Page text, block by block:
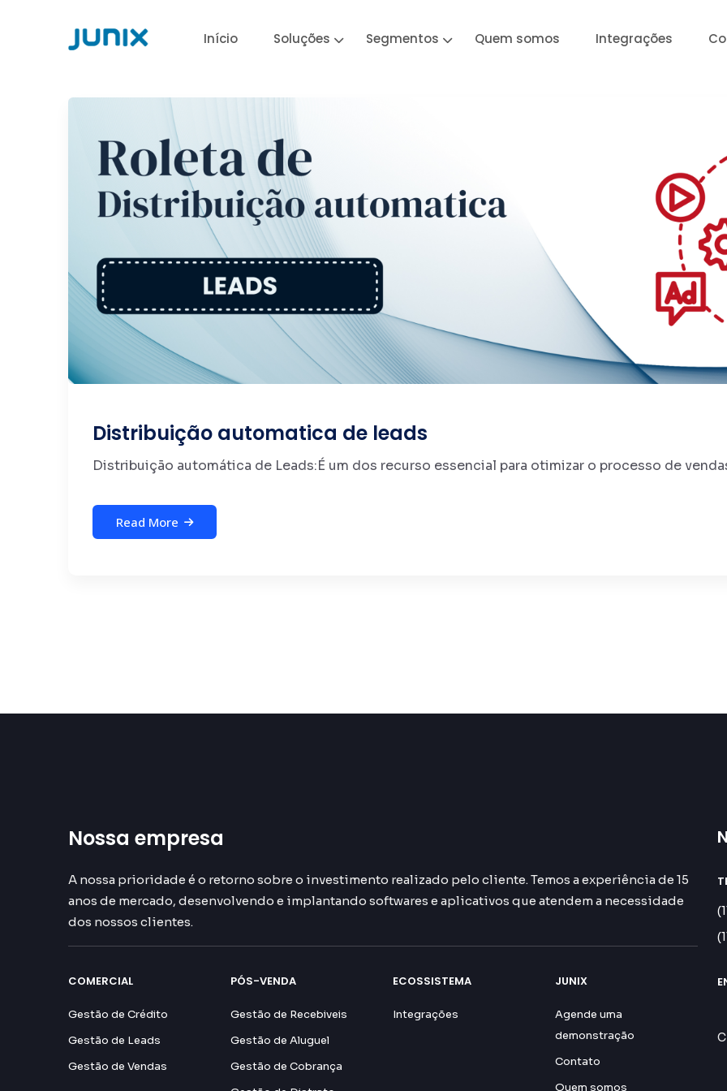
Início Soluções Segmentos Quem somos Integrações
Distribuição automatica de leads
Distribuição automática de Leads:É um dos recurso essencial para otimizar o processo de
Read More
Nossa empresa
A nossa prioridade é o retorno sobre o investimento realizado pelo cliente. Temos a experiência de 15
anos de mercado, desenvolvendo e implantando softwares e aplicativos que atendem a necessidade
dos nossos clientes.
COMERCIAL
Gestão de Crédito
Gestão de Leads
Gestão de Vendas
PÓS-VENDA
Gestão de Recebiveis
Gestão de Aluguel
Gestão de Cobrança
ECOSSISTEMA
Integrações
JUNIX
Agende uma
demonstração
Contato
Quem somos